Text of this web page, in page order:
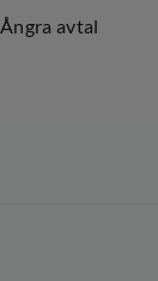
Ångra avtal